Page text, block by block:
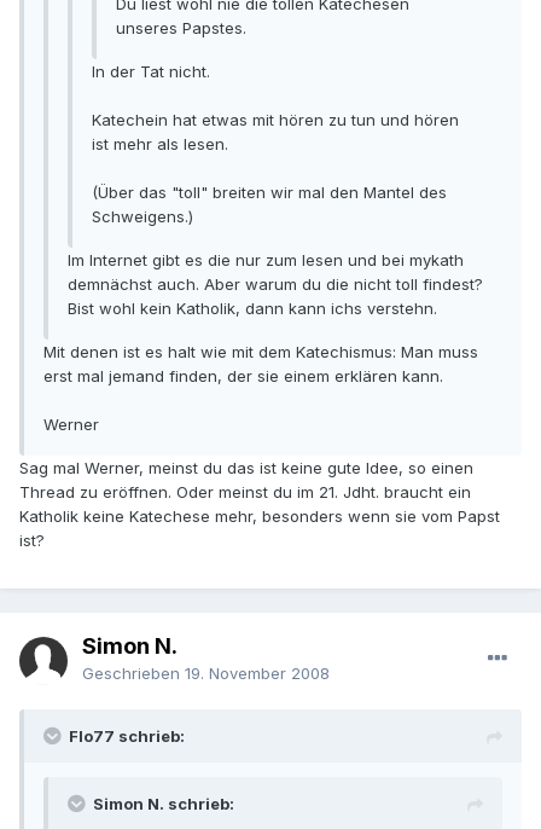
Du liest wohl nie die tollen Katechesen
unseres Papstes.
In der Tat nicht.
Katechein hat etwas mit hören zu tun und hören
ist mehr als lesen.
(Über das "toll" breiten wir mal den Mantel des
Schweigens.)
Im Internet gibt es die nur zum lesen und bei mykath
demnächst auch. Aber warum du die nicht toll findest?
Bist wohl kein Katholik, dann kann ichs verstehn.
Mit denen ist es halt wie mit dem Katechismus: Man muss
erst mal jemand finden, der sie einem erklären kann.
Werner
Sag mal Werner, meinst du das ist keine gute Idee, so einen
Thread zu eröffnen. Oder meinst du im 21. Jdht. braucht ein
Katholik keine Katechese mehr, besonders wenn sie vom Papst
ist?
Simon N.
Geschrieben 19. November 2008
Flo77 schrieb:
Simon N. schrieb: